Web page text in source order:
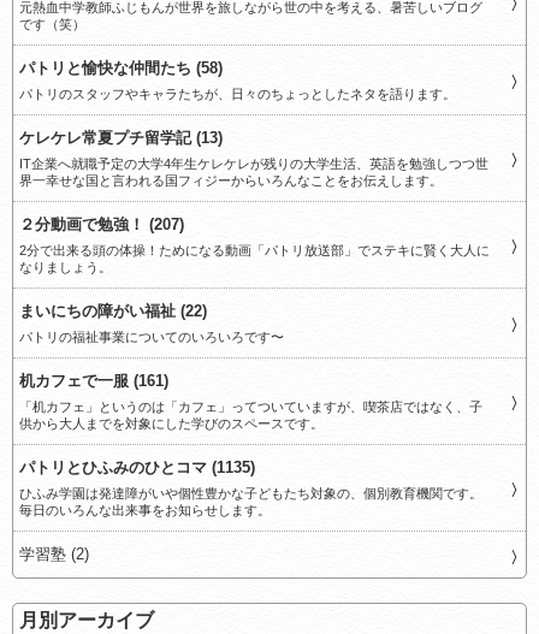
元熱血中学教師ふじもんが世界を旅しながら世の中を考える、暑苦しいブログ
です（笑）
パトリと愉快な仲間たち (58)
パトリのスタッフやキャラたちが、日々のちょっとしたネタを語ります。
ケレケレ常夏プチ留学記 (13)
IT企業へ就職予定の大学4年生ケレケレが残りの大学生活、英語を勉強しつつ世
界一幸せな国と言われる国フィジーからいろんなことをお伝えします。
２分動画で勉強！ (207)
2分で出来る頭の体操！ためになる動画「パトリ放送部」でステキに賢く大人に
なりましょう。
まいにちの障がい福祉 (22)
パトリの福祉事業についてのいろいろです〜
机カフェで一服 (161)
「机カフェ」というのは「カフェ」ってついていますが、喫茶店ではなく、子
供から大人までを対象にした学びのスペースです。
パトリとひふみのひとコマ (1135)
ひふみ学園は発達障がいや個性豊かな子どもたち対象の、個別教育機関です。
毎日のいろんな出来事をお知らせします。
学習塾 (2)
月別アーカイブ